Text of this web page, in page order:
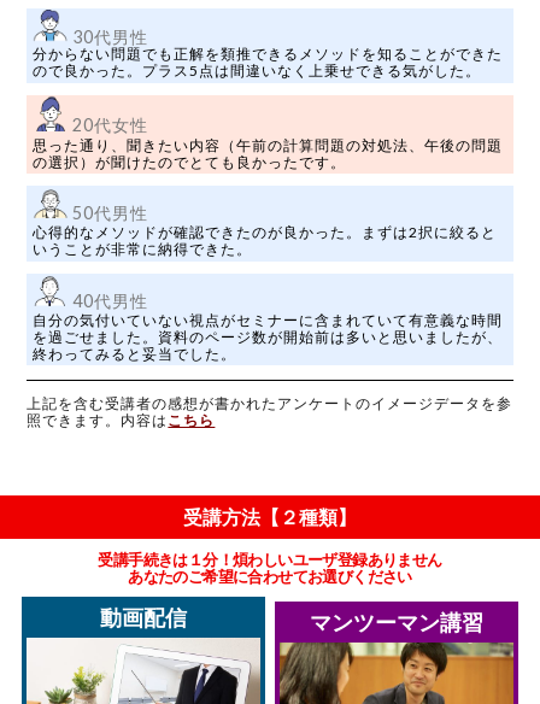
30代男性
分からない問題でも正解を類推できるメソッドを知ることができた
ので良かった。プラス5点は間違いなく上乗せできる気がした。
20代女性
思った通り、聞きたい内容（午前の計算問題の対処法、午後の問題
の選択）が聞けたのでとても良かったです。
50代男性
心得的なメソッドが確認できたのが良かった。まずは2択に絞ると
いうことが非常に納得できた。
40代男性
自分の気付いていない視点がセミナーに含まれていて有意義な時間
を過ごせました。資料のページ数が開始前は多いと思いましたが、
終わってみると妥当でした。
上記を含む受講者の感想が書かれたアンケートのイメージデータを参
照できます。内容は こちら
受講方法【２種類】
受講手続きは１分！煩わしいユーザ登録ありません
あなたのご希望に合わせてお選びください
動画配信 マンツーマン講習